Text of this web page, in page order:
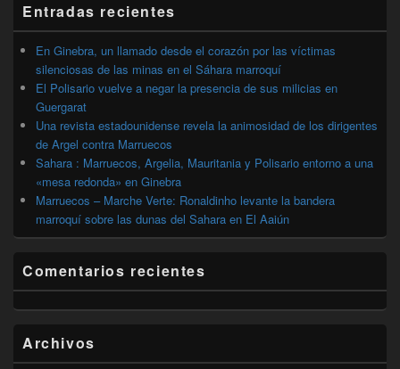
lateral
primaria
Entradas recientes
En Ginebra, un llamado desde el corazón por las víctimas
silenciosas de las minas en el Sáhara marroquí
El Polisario vuelve a negar la presencia de sus milicias en
Guergarat
Una revista estadounidense revela la animosidad de los dirigentes
de Argel contra Marruecos
Sahara : Marruecos, Argelia, Mauritania y Polisario entorno a una
«mesa redonda» en Ginebra
Marruecos – Marche Verte: Ronaldinho levante la bandera
marroquí sobre las dunas del Sahara en El Aaiún
Comentarios recientes
Archivos